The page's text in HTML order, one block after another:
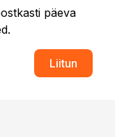
päeva
Liitun